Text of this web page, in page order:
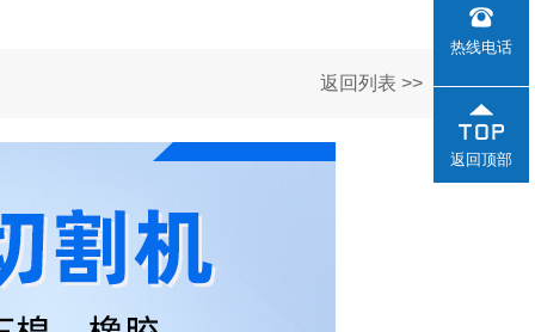
返回列表 >>
热线电话
返回顶部